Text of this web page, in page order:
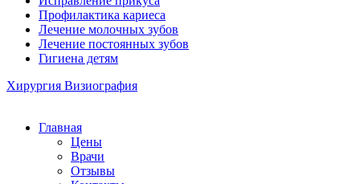
Профилактика кариеса
Лечение молочных зубов
Лечение постоянных зубов
Гигиена детям
Хирургия Визиография
Главная
Цены
Врачи
Отзывы